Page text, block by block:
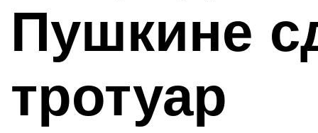
Пушкине
тротуар